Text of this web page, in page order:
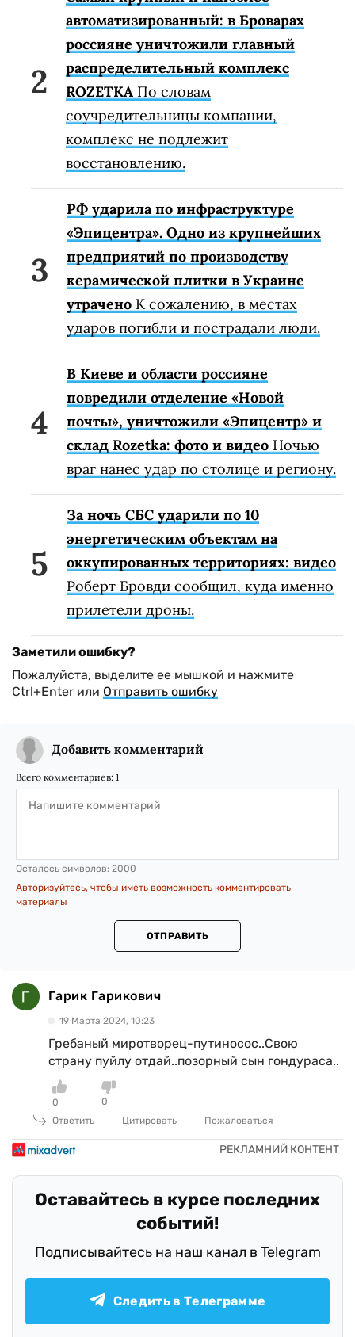
автоматизированный: в Броварах
россияне уничтожили главный
распределительный комплекс
ROZETKA По словам
соучредительницы компании,
комплекс не подлежит
восстановлению.
РФ ударила по инфраструктуре
«Эпицентра». Одно из крупнейших
предприятий по производству
керамической плитки в Украине
утрачено К сожалению, в местах
ударов погибли и пострадали люди.
В Киеве и области россияне
повредили отделение «Новой
почты», уничтожили «Эпицентр» и
склад Rozetka: фото и видео Ночью
враг нанес удар по столице и региону.
За ночь СБС ударили по 10
энергетическим объектам на
оккупированных территориях: видео
Роберт Бровди сообщил, куда именно
прилетели дроны.
Заметили ошибку?
Пожалуйста, выделите ее мышкой и нажмите
Ctrl+Enter или Отправить ошибку
Добавить комментарий
Всего комментариев: 1
Осталось символов: 2000
Авторизуйтесь, чтобы иметь возможность комментировать
материалы
ОТПРАВИТЬ
Гарик Гарикович
19 Марта 2024, 10:23
Гребаный миротворец-путиносос..Свою
страну пуйлу отдай..позорный сын гондураса..
0
0
Ответить
Цитировать Пожаловаться
Оставайтесь в курсе последних
событий!
Подписывайтесь на наш канал в Telegram
Следить в Телеграмме